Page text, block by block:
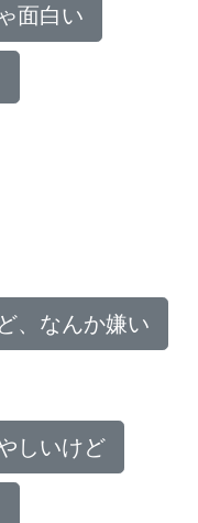
面白い
、なんか嫌い
しいけど